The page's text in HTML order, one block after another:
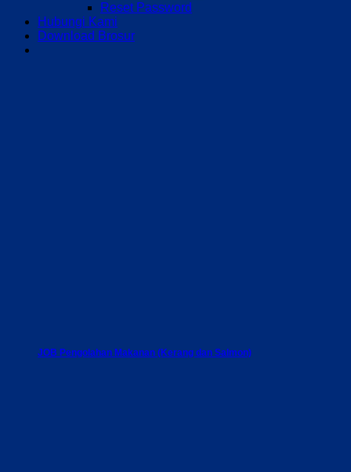
JOB Pengolahan Makanan (Kerang dan Salmon)
Reset Password
Hubungi Kami
Download Brosur